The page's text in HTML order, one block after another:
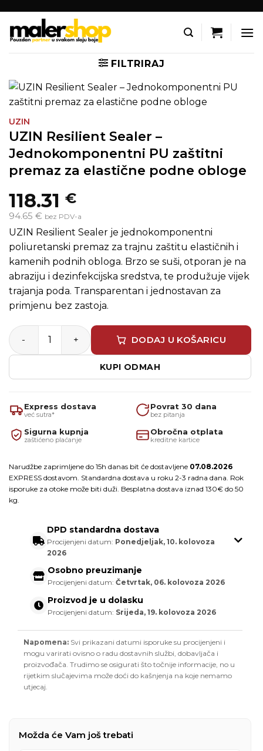
content
FILTRIRAJ
UZIN
UZIN Resilient Sealer –
Jednokomponentni PU zaštitni
premaz za elastične podne obloge
118.31 €
94.65 € bez PDV-a
UZIN Resilient Sealer je jednokomponentni
poliuretanski premaz za trajnu zaštitu elastičnih i
kamenih podnih obloga. Brzo se suši, otporan je na
abraziju i dezinfekcijska sredstva, te produžuje vijek
trajanja poda. Transparentan i jednostavan za
primjenu bez zastoja.
UZIN Resilient Sealer – Jednokomponentni PU
DODAJ U KOŠARICU
KUPI ODMAH
Express dostava
već sutra*
Povrat 30 dana
bez pitanja
Sigurna kupnja
zaštićeno plaćanje
Obročna otplata
kreditne kartice
Narudžbe zaprimljene do 15h danas bit će dostavljene 07.08.2026
EXPRESS dostavom. Standardna dostava u roku 2-3 radna dana. Rok
isporuke za otoke može biti duži. Besplatna dostava iznad 130€ do 50
kg.
DPD standardna dostava
Procijenjeni datum: Ponedjeljak, 10. kolovoza
2026
Osobno preuzimanje
Procijenjeni datum: Četvrtak, 06. kolovoza 2026
Proizvod je u dolasku
Procijenjeni datum: Srijeda, 19. kolovoza 2026
Napomena: Svi prikazani datumi isporuke su procijenjeni i
mogu varirati ovisno o radu dostavnih službi, dobavljača i
proizvođača. Trudimo se osigurati što točnije informacije, no u
rijetkim slučajevima može doći do kašnjenja na koje nemamo
utjecaj.
Možda će Vam još trebati